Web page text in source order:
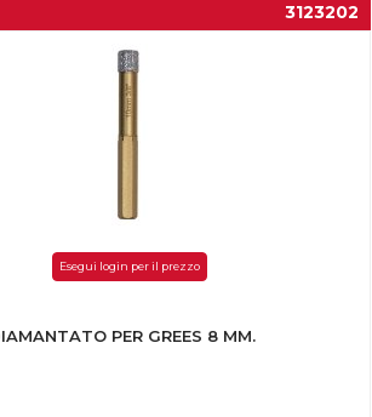
3123202
Esegui login per il prezzo
PER GREES 8 MM.